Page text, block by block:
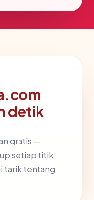
detik
gratis —
setiap titik
tarik tentang